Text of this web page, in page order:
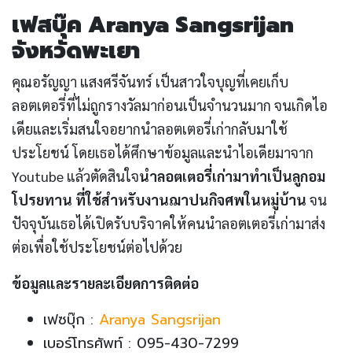
เฟสบุ๊ค Aranya Sangsrijan
จังหวัดพะเยา
คุณอรัญญา แสงศรีจันทร์ เป็นสาวใจบุญที่เคยเก็บ
ลอตเตอรี่ที่ไม่ถูกรางวัลมาก่อนเป็นจำนวนมาก จนเกิดไอ
เดียและเริ่มสนใจอยากนำลอตเตอรี่เก่ากลับมาใช้
ประโยชน์ โดยเธอได้ศึกษาข้อมูลและนำไอเดียมาจาก
Youtube แล้วตัดสินใจนำลอตเตอรี่เก่ามาทำเป็นลูกอม
โปรยทาน ที่ใช้สำหรับงานฌาปนกิจศพในหมู่บ้าน จน
ปัจจุบันเธอได้เปิดรับบริจาคให้คนนำลอตเตอรี่เก่ามาส่ง
ต่อเพื่อใช้ประโยชน์ต่อไปด้วย
ข้อมูลและรายละเอียดการติดต่อ
เฟซบุ๊ก : Aranya Sangsrijan
เบอร์โทรศัพท์ : 095-430-7299